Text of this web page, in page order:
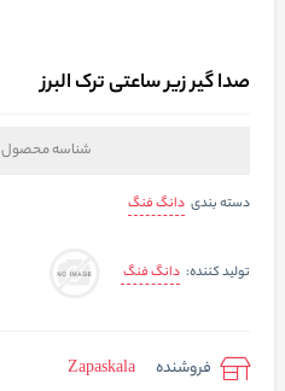
صدا گیر زیر ساعتی ترک البرز
شناسه محصول
دسته بندی دانگ فنگ
تولید کننده: دانگ فنگ
فروشنده
Zapaskala